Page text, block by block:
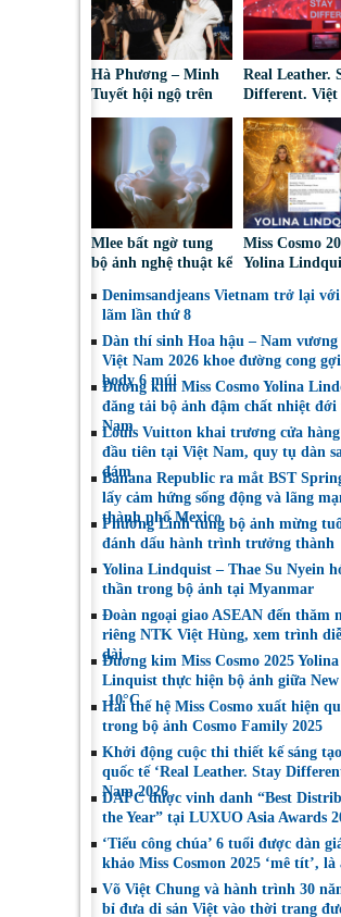
Hà Phương – Minh
Tuyết hội ngộ trên
thảm đỏ, kể câu
chuyện phía sau tạo
hình “nàng bướm”
Real Leather.
Different. Việt
2026: Tôn
tạo da thuộc
trang bền
Mlee bất ngờ tung
bộ ảnh nghệ thuật kể
với bóng tối tâm hồn
Miss Cosmo
Yolina
Nhân Đẹp
Denimsandjeans Vietnam trở lại
lãm lần thứ 8
Dàn thí sinh Hoa hậu – Nam
Việt Nam 2026 khoe đường cong
body 6 múi
Đương kim Miss Cosmo Yolina
đăng tải bộ ảnh đậm chất nhiệt
Nam
Louis Vuitton khai trương cửa
đầu tiên tại Việt Nam, quy tụ dàn
đám
Banana Republic ra mắt BST
lấy cảm hứng sống động và lãng
thành phố Mexico
Phương Linh tung bộ ảnh mừng
đánh dấu hành trình trưởng thành
Yolina Lindquist – Thae Su Nyein
thần trong bộ ảnh tại Myanmar
Đoàn ngoại giao ASEAN đến thăm
riêng NTK Việt Hùng, xem trình
dài
Đương kim Miss Cosmo 2025 Yolina
Linquist thực hiện bộ ảnh giữa
-10°C
Hai thế hệ Miss Cosmo xuất hiện
trong bộ ảnh Cosmo Family 2025
Khởi động cuộc thi thiết kế sáng
quốc tế ‘Real Leather. Stay
Nam 2026
DAFC được vinh danh “Best
the Year” tại LUXUO Asia Awards
‘Tiểu công chúa’ 6 tuổi được dàn
khảo Miss Cosmon 2025 ‘mê tít’, là
Võ Việt Chung và hành trình 30
bỉ đưa di sản Việt vào thời trang